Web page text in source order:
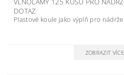
DOTAZ
Plastové koule jako výplň pro
ZOBRAZIT VÍCE